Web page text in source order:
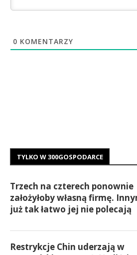
0 KOMENTARZY
TYLKO W 300GOSPODARCE
Trzech na czterech ponownie
założyłoby własną firmę.
już tak łatwo jej nie polecają
Restrykcje Chin uderzają w